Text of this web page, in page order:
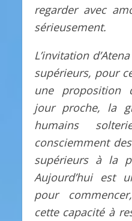
regarder avec
sérieusement.
L’invitation
supérieurs, pour
une proposition
jour proche, la
humains
consciemment
supérieurs à la
Aujourd’hui est
pour
cette capacité à